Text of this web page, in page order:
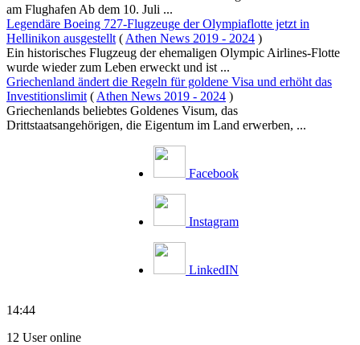
am Flughafen Ab dem 10. Juli ...
Legendäre Boeing 727-Flugzeuge der Olympiaflotte jetzt in
Hellinikon ausgestellt ( Athen News 2019 - 2024 )
Ein historisches Flugzeug der ehemaligen Olympic Airlines-Flotte
wurde wieder zum Leben erweckt und ist ...
Griechenland ändert die Regeln für goldene Visa und erhöht das
Investitionslimit ( Athen News 2019 - 2024 )
Griechenlands beliebtes Goldenes Visum, das
Drittstaatsangehörigen, die Eigentum im Land erwerben, ...
Facebook
Instagram
LinkedIN
14:44
12 User online